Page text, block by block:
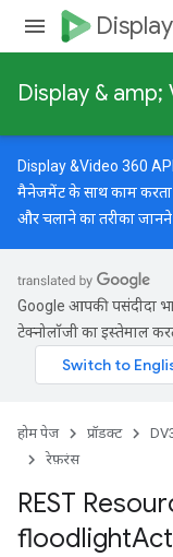
Display &
Display &Video 360
मैनेजमेंट के साथ काम करता
और चलाने का तरीका जानने
Google आपकी पसंदीदा
टेक्नोलॉजी का इस्तेमाल
होम पेज प्रॉडक्ट
रेफ़रंस
REST
floodlight